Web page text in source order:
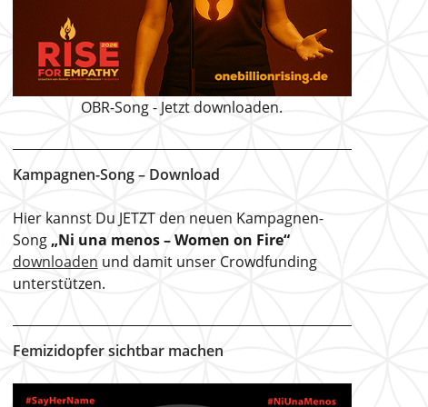
OBR-Song - Jetzt downloaden.
Kampagnen-Song – Download
Hier kannst Du JETZT den neuen Kampagnen-
Song „Ni una menos – Women on Fire“
downloaden und damit unser Crowdfunding
unterstützen.
Femizidopfer sichtbar machen